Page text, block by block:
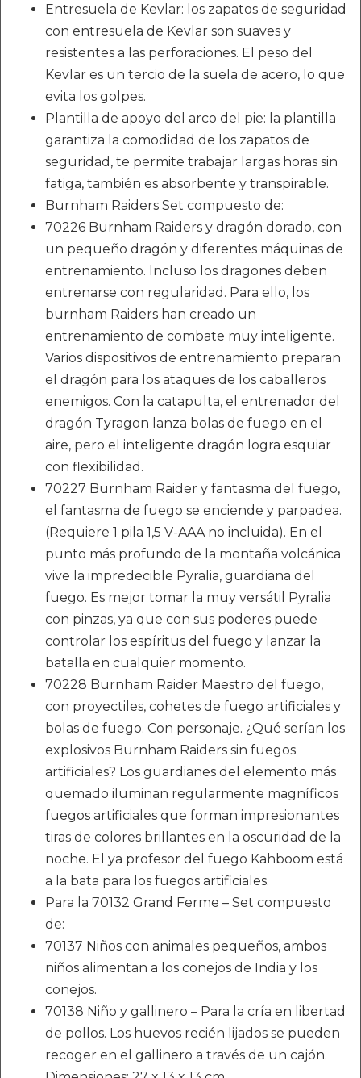
Entresuela de Kevlar: los zapatos de seguridad
con entresuela de Kevlar son suaves y
resistentes a las perforaciones. El peso del
Kevlar es un tercio de la suela de acero, lo que
evita los golpes.
Plantilla de apoyo del arco del pie: la plantilla
garantiza la comodidad de los zapatos de
seguridad, te permite trabajar largas horas sin
fatiga, también es absorbente y transpirable.
Burnham Raiders Set compuesto de:
70226 Burnham Raiders y dragón dorado, con
un pequeño dragón y diferentes máquinas de
entrenamiento. Incluso los dragones deben
entrenarse con regularidad. Para ello, los
burnham Raiders han creado un
entrenamiento de combate muy inteligente.
Varios dispositivos de entrenamiento preparan
el dragón para los ataques de los caballeros
enemigos. Con la catapulta, el entrenador del
dragón Tyragon lanza bolas de fuego en el
aire, pero el inteligente dragón logra esquiar
con flexibilidad.
70227 Burnham Raider y fantasma del fuego,
el fantasma de fuego se enciende y parpadea.
(Requiere 1 pila 1,5 V-AAA no incluida). En el
punto más profundo de la montaña volcánica
vive la impredecible Pyralia, guardiana del
fuego. Es mejor tomar la muy versátil Pyralia
con pinzas, ya que con sus poderes puede
controlar los espíritus del fuego y lanzar la
batalla en cualquier momento.
70228 Burnham Raider Maestro del fuego,
con proyectiles, cohetes de fuego artificiales y
bolas de fuego. Con personaje. ¿Qué serían los
explosivos Burnham Raiders sin fuegos
artificiales? Los guardianes del elemento más
quemado iluminan regularmente magníficos
fuegos artificiales que forman impresionantes
tiras de colores brillantes en la oscuridad de la
noche. El ya profesor del fuego Kahboom está
a la bata para los fuegos artificiales.
Para la 70132 Grand Ferme – Set compuesto
de:
70137 Niños con animales pequeños, ambos
niños alimentan a los conejos de India y los
conejos.
70138 Niño y gallinero – Para la cría en libertad
de pollos. Los huevos recién lijados se pueden
recoger en el gallinero a través de un cajón.